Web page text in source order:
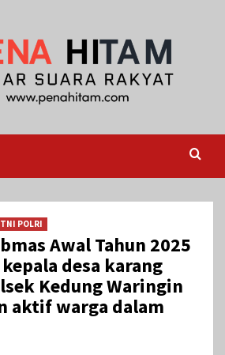
TNI POLRI
Awal Tahun 2025
desa karang
Kedung Waringin
aktif warga dalam